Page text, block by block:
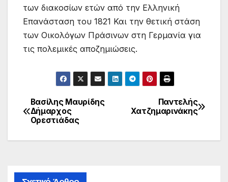
των διακοσίων ετών από την Ελληνική
Επανάσταση του 1821 Και την θετική στάση
των Οικολόγων Πράσινων στη Γερμανία για
τις πολεμικές αποζημιώσεις.
Πλοήγηση
άρθρων
Παντελής
Χατζημαρινάκης
Βασίλης Μαυρίδης
Δήμαρχος
Ορεστιάδας